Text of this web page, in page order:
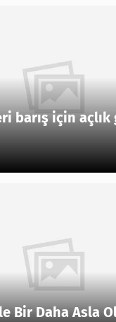
barış için açlık
Bir Daha Asla